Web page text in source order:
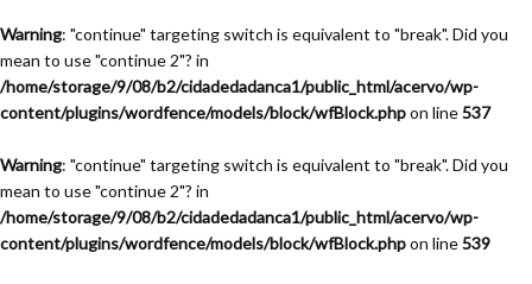
Warning: "continue" targeting switch is equivalent to "break". Did you
mean to use "continue 2"? in
/home/storage/9/08/b2/cidadedadanca1/public_html/acervo/wp-
content/plugins/wordfence/models/block/wfBlock.phpon line537
Warning: "continue" targeting switch is equivalent to "break". Did you
mean to use "continue 2"? in
/home/storage/9/08/b2/cidadedadanca1/public_html/acervo/wp-
content/plugins/wordfence/models/block/wfBlock.phpon line539